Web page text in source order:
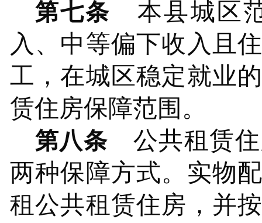
第七条 本县城区
入、中等偏下收入且
工，在城区稳定就业
赁住房保障范围。
第八条
公共租赁
两种保障方式。实物
租公共租赁住房，并